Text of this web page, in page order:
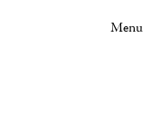
Menu